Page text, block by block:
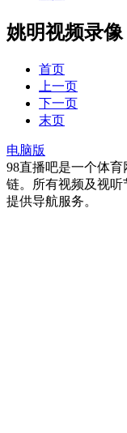
姚明视频录像
首页
上一页
下一页
末页
电脑版
98直播吧是一个体
链。所有视频及视
提供导航服务。